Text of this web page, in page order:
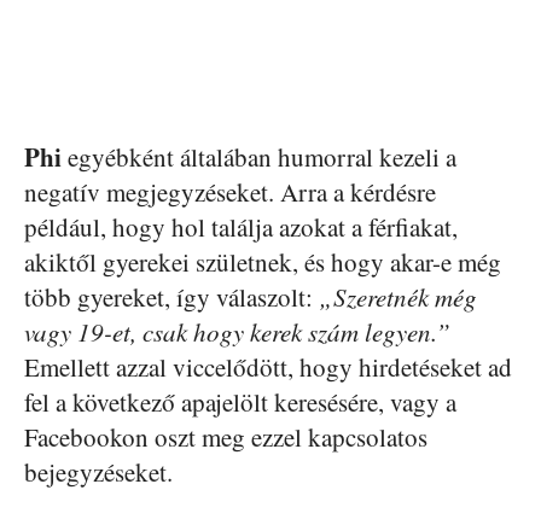
Phiegyébként általában humorral kezeli a
negatív megjegyzéseket. Arra a kérdésre
például, hogy hol találja azokat a férfiakat,
akiktől gyerekei születnek, és hogy akar-e még
több gyereket, így válaszolt: „Szeretnék még
vagy 19-et, csak hogy kerek szám legyen.”
Emellett azzal viccelődött, hogy hirdetéseket ad
fel a következő apajelölt keresésére, vagy a
Facebookon oszt meg ezzel kapcsolatos
bejegyzéseket.